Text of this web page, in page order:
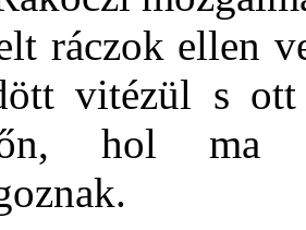
ráczok ellen
vitézül s
hol ma